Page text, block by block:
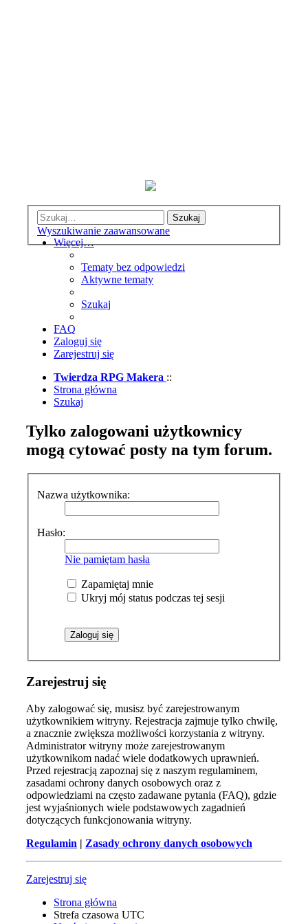
Szukaj
Wyszukiwanie zaawansowane
Więcej…
Tematy bez odpowiedzi
Aktywne tematy
Szukaj
FAQ
Zaloguj się
Zarejestruj się
Twierdza RPG Makera ::
Strona główna
Szukaj
Tylko zalogowani użytkownicy
mogą cytować posty na tym forum.
Nazwa użytkownika:
Hasło:
Nie pamiętam hasła
Zapamiętaj mnie
Ukryj mój status podczas tej sesji
Zarejestruj się
Aby zalogować się, musisz być zarejestrowanym
użytkownikiem witryny. Rejestracja zajmuje tylko chwilę,
a znacznie zwiększa możliwości korzystania z witryny.
Administrator witryny może zarejestrowanym
użytkownikom nadać wiele dodatkowych uprawnień.
Przed rejestracją zapoznaj się z naszym regulaminem,
zasadami ochrony danych osobowych oraz z
odpowiedziami na często zadawane pytania (FAQ), gdzie
jest wyjaśnionych wiele podstawowych zagadnień
dotyczących funkcjonowania witryny.
Regulamin | Zasady ochrony danych osobowych
Zarejestruj się
Strona główna
Strefa czasowa UTC